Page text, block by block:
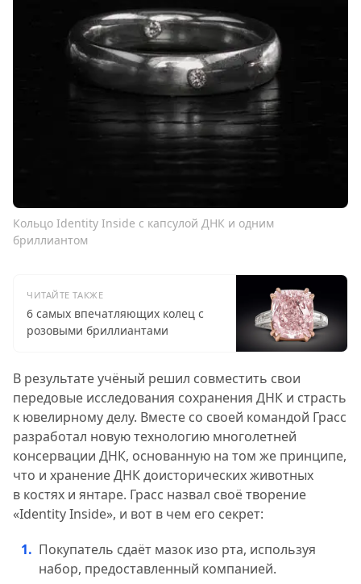
Кольцо Identity Inside с капсулой ДНК и одним
бриллиантом
ЧИТАЙТЕ ТАКЖЕ
6 самых впечатляющих колец с
розовыми бриллиантами
В результате учёный решил совместить свои
передовые исследования сохранения ДНК и страсть
к ювелирному делу. Вместе со своей командой Грасс
разработал новую технологию многолетней
консервации ДНК, основанную на том же принципе,
что и хранение ДНК доисторических животных
в костях и янтаре. Грасс назвал своё творение
«Identity Inside», и вот в чем его секрет:
Покупатель сдаёт мазок изо рта, используя
набор, предоставленный компанией.